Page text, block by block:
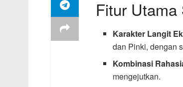
Fitur Utama
Karakter Langit
dan Pinki, dengan
Kombinasi
mengejutkan.